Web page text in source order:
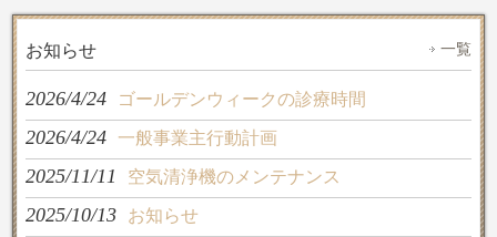
お知らせ 一覧
2026/4/24 ゴールデンウィークの診療時間
2026/4/24 一般事業主行動計画
2025/11/11 空気清浄機のメンテナンス
2025/10/13 お知らせ